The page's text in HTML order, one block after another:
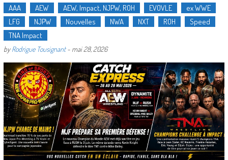
AAA AEW AEW, Impact, NJPW, ROH EVOVLE
ex WWE
LFG
NJPW Nouvelles NWA NXT ROH
Speed
TNA Impact
byRodrigue Tousignant- mai 28, 2026